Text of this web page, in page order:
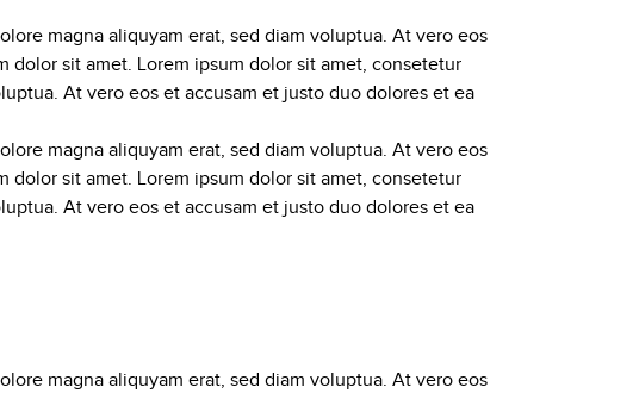
magna aliquyam erat, sed diam voluptua. At vero eos
dolor sit amet. Lorem ipsum dolor sit amet, consetetur
At vero eos et accusam et justo duo dolores et ea
magna aliquyam erat, sed diam voluptua. At vero eos
dolor sit amet. Lorem ipsum dolor sit amet, consetetur
At vero eos et accusam et justo duo dolores et ea
magna aliquyam erat, sed diam voluptua. At vero eos